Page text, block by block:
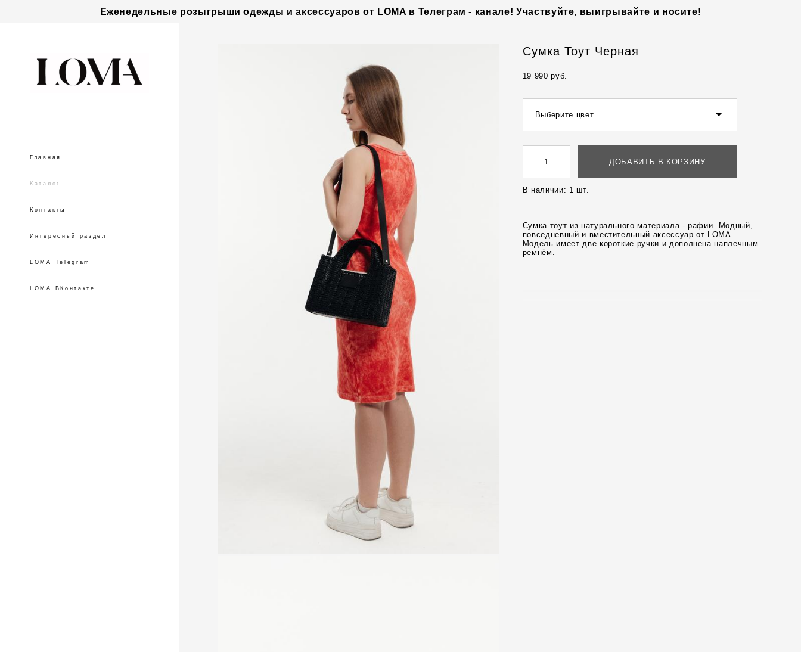
Еженедельные розыгрыши одежды и аксессуаров от LOMA в Телеграм - канале! Участвуйте, выигрывайте и носите!
Главная
Каталог
Контакты
Интересный раздел
LOMA Telegram
LOMA ВКонтакте
Сумка Тоут Черная
19 990 pуб.
Выберите цвет
В наличии: 1 шт.
ДОБАВИТЬ В КОРЗИНУ
Сумка-тоут из натурального материала - рафии. Модный,
повседневный и вместительный аксессуар от LOMA.
Модель имеет две короткие ручки и дополнена наплечным
ремнём.